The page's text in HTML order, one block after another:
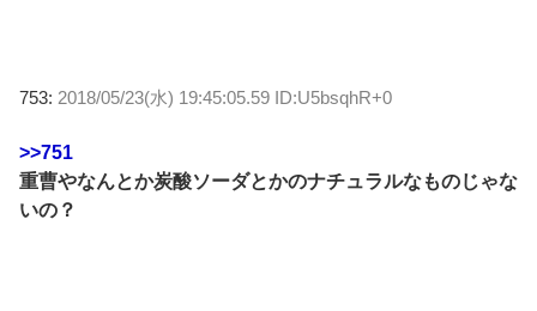
753: 2018/05/23(水) 19:45:05.59 ID:U5bsqhR+0
>>751
重曹やなんとか炭酸ソーダとかのナチュラルなものじゃな
いの？